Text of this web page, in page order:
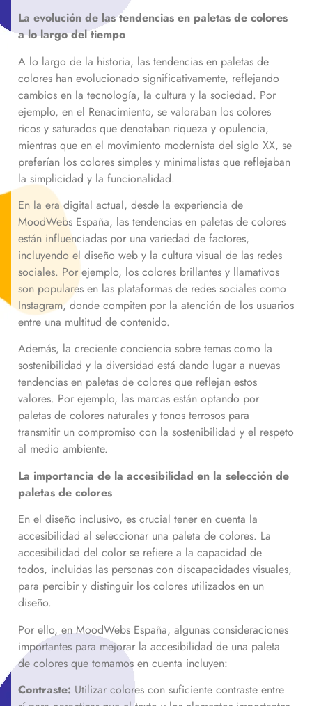
La evolución de las tendencias en paletas de colores
a lo largo del tiempo
A lo largo de la historia, las tendencias en paletas de
colores han evolucionado significativamente, reflejando
cambios en la tecnología, la cultura y la sociedad. Por
ejemplo, en el Renacimiento, se valoraban los colores
ricos y saturados que denotaban riqueza y opulencia,
mientras que en el movimiento modernista del siglo XX, se
preferían los colores simples y minimalistas que reflejaban
la simplicidad y la funcionalidad.
En la era digital actual, desde la experiencia de
MoodWebs España, las tendencias en paletas de colores
están influenciadas por una variedad de factores,
incluyendo el diseño web y la cultura visual de las redes
sociales. Por ejemplo, los colores brillantes y llamativos
son populares en las plataformas de redes sociales como
Instagram, donde compiten por la atención de los usuarios
entre una multitud de contenido.
Además, la creciente conciencia sobre temas como la
sostenibilidad y la diversidad está dando lugar a nuevas
tendencias en paletas de colores que reflejan estos
valores. Por ejemplo, las marcas están optando por
paletas de colores naturales y tonos terrosos para
transmitir un compromiso con la sostenibilidad y el respeto
al medio ambiente.
La importancia de la accesibilidad en la selección de
paletas de colores
En el diseño inclusivo, es crucial tener en cuenta la
accesibilidad al seleccionar una paleta de colores. La
accesibilidad del color se refiere a la capacidad de
todos, incluidas las personas con discapacidades visuales,
para percibir y distinguir los colores utilizados en un
diseño.
Por ello, en MoodWebs España, algunas consideraciones
importantes para mejorar la accesibilidad de una paleta
de colores que tomamos en cuenta incluyen:
Contraste: Utilizar colores con suficiente contraste entre